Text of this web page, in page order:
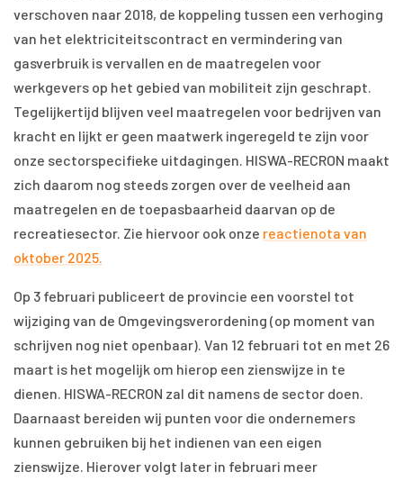
verschoven naar 2018, de koppeling tussen een verhoging
van het elektriciteitscontract en vermindering van
gasverbruik is vervallen en de maatregelen voor
werkgevers op het gebied van mobiliteit zijn geschrapt.
Tegelijkertijd blijven veel maatregelen voor bedrijven van
kracht en lijkt er geen maatwerk ingeregeld te zijn voor
onze sectorspecifieke uitdagingen. HISWA-RECRON maakt
zich daarom nog steeds zorgen over de veelheid aan
maatregelen en de toepasbaarheid daarvan op de
recreatiesector. Zie hiervoor ook onze reactienota van
oktober 2025.
Op 3 februari publiceert de provincie een voorstel tot
wijziging van de Omgevingsverordening (op moment van
schrijven nog niet openbaar). Van 12 februari tot en met 26
maart is het mogelijk om hierop een zienswijze in te
dienen. HISWA-RECRON zal dit namens de sector doen.
Daarnaast bereiden wij punten voor die ondernemers
kunnen gebruiken bij het indienen van een eigen
zienswijze. Hierover volgt later in februari meer